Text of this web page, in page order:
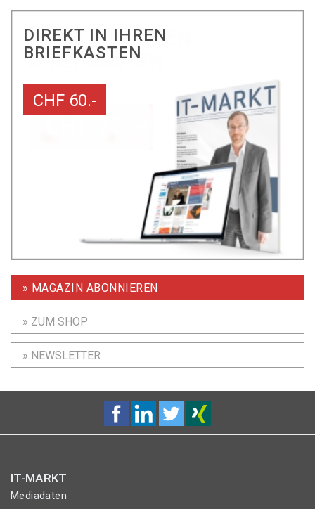
DIREKT IN IHREN
BRIEFKASTEN
CHF 60.-
» MAGAZIN ABONNIEREN
» ZUM SHOP
» NEWSLETTER
IT-MARKT
Mediadaten